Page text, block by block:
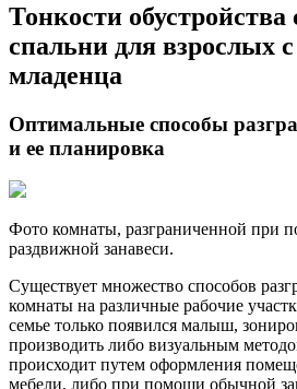
Тонкости
спальни для взрослых
младенца
Оптимальные способы
и ее планировка
Фото комнаты, разграниченной при
раздвижной занавеси.
Существует множество способов
комнаты на различные рабочие
семье только появился малыш,
производить либо визуальным
происходит путем оформления
мебели, либо при помощи обычной